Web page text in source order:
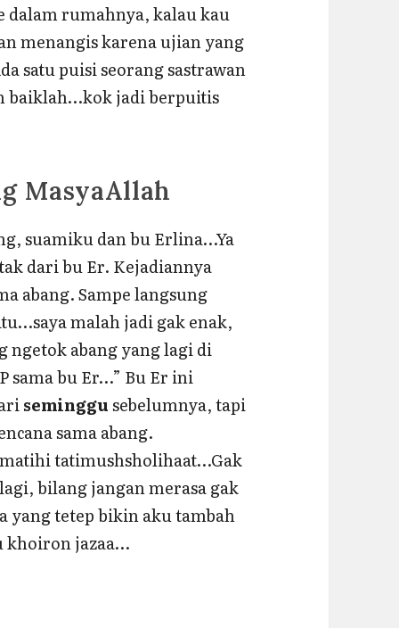
dalam rumahnya, kalau kau
menangis karena ujian yang
satu puisi seorang sastrawan
baiklah…kok jadi berpuitis
MasyaAllah
suamiku dan bu Erlina…Ya
dari bu Er. Kejadiannya
abang. Sampe langsung
malah jadi gak enak,
abang yang lagi di
sama bu Er…” Bu Er ini
seminggusebelumnya, tapi
sama abang.
tatimushsholihaat…Gak
bilang jangan merasa gak
yang tetep bikin aku tambah
khoiron jazaa…
Datang…